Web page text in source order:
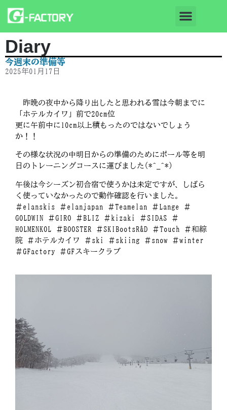
Diary
今週末の準備等
2025年01月17日
昨晩の夜中から降り出したと思われる雪は今朝までに
「ホテルカイワ」前で20cm位
更に午前中に10cm以上積もったのではないでしょう
か！！
その様な状況の中明日からの準備のためにポール等を明
日のトレーニングコースに運びました(*^_^*)
午後は今シーズン初合宿で使うかは未定ですが、しばら
く使っていなかったので動作確認を行いました。
＃elanskis ＃elanjapan ＃Teamelan ＃Lange ＃
GOLDWIN ＃GIRO ＃BLIZ ＃kizaki ＃SIDAS ＃
HOLMENKOL ＃BOOSTER ＃SKIBootsR&D ＃Touch ＃和綜
院 ＃ホテルカイワ ＃ski ＃skiing ＃snow ＃winter
＃GFactory ＃GFスキークラブ